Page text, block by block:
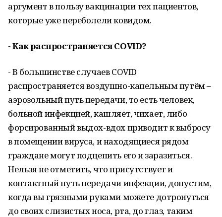
аргумент в пользу вакцинации тех пациентов,
которые уже переболели ковидом.
- Как распространяется COVID?
- В большинстве случаев COVID
распространяется воздушно-капельным путём –
аэрозольный путь передачи, то есть человек,
больной инфекцией, кашляет, чихает, либо
форсированный выдох-вдох приводит к выбросу
в помещении вируса, и находящиеся рядом
граждане могут подцепить его и заразиться.
Нельзя не отметить, что присутствует и
контактный путь передачи инфекции, допустим,
когда вы грязными руками можете дотронуться
до своих слизистых носа, рта, до глаз, таким